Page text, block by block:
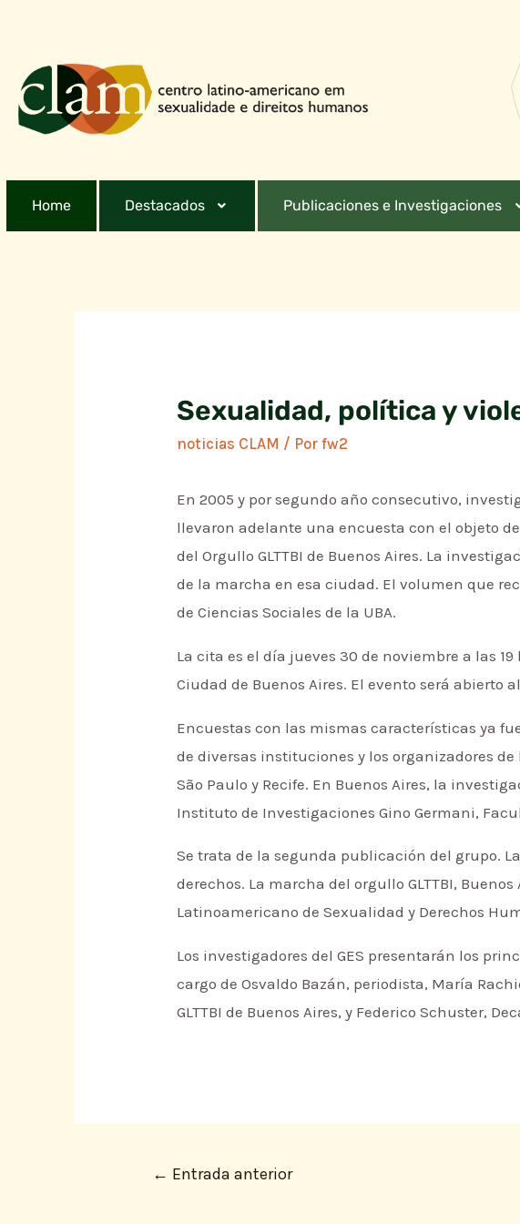
Home Destacados Publicaciones e Investigaciones
Sexualidad, política y
noticias CLAM / Porfw2
En 2005 y por segundo año consecutivo,
llevaron adelante una encuesta con el objeto
del Orgullo GLTTBI de Buenos Aires. La
de la marcha en esa ciudad. El volumen que
de Ciencias Sociales de la UBA.
La cita es el día jueves 30 de noviembre a las
Ciudad de Buenos Aires. El evento será
Encuestas con las mismas características ya
de diversas instituciones y los organizadores
São Paulo y Recife. En Buenos Aires, la
Instituto de Investigaciones Gino Germani,
Se trata de la segunda publicación del grupo.
derechos. La marcha del orgullo GLTTBI,
Latinoamericano de Sexualidad y Derechos
Los investigadores del GES presentarán los
cargo de Osvaldo Bazán, periodista, María
GLTTBI de Buenos Aires, y Federico Schuster,
← Entrada anterior